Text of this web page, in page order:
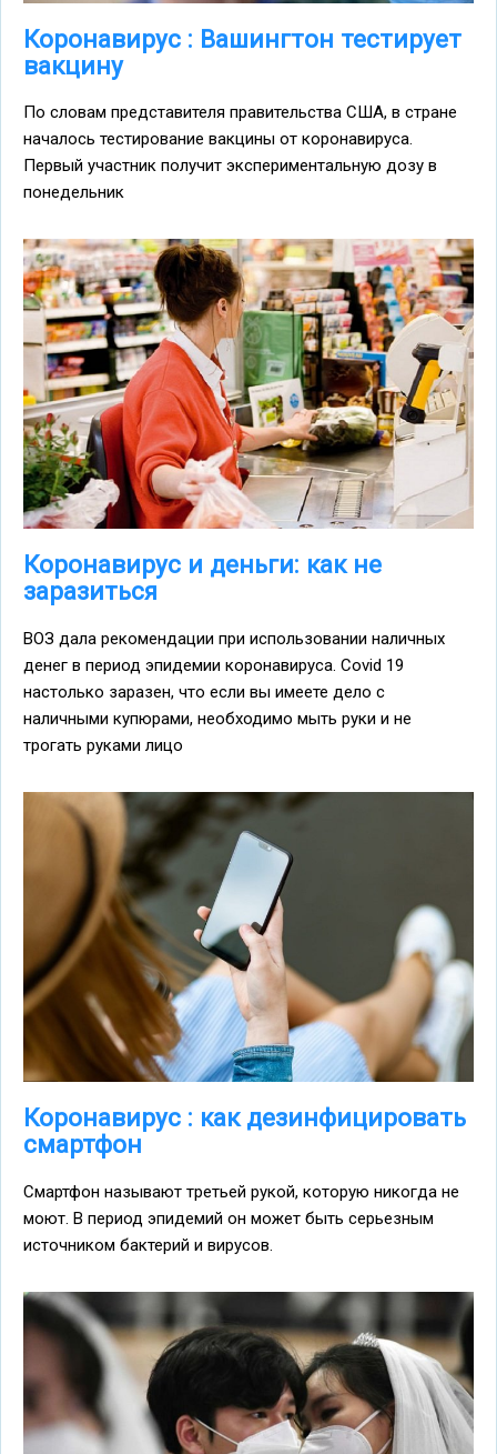
Коронавирус : Вашингтон тестирует
вакцину
По словам представителя правительства США, в стране
началось тестирование вакцины от коронавируса.
Первый участник получит экспериментальную дозу в
понедельник
Коронавирус и деньги: как не
заразиться
ВОЗ дала рекомендации при использовании наличных
денег в период эпидемии коронавируса. Covid 19
настолько заразен, что если вы имеете дело с
наличными купюрами, необходимо мыть руки и не
трогать руками лицо
Коронавирус : как дезинфицировать
смартфон
Смартфон называют третьей рукой, которую никогда не
моют. В период эпидемий он может быть серьезным
источником бактерий и вирусов.